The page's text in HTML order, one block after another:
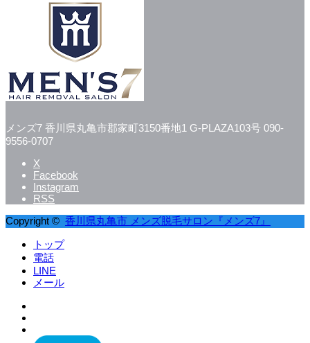
メンズ7 香川県丸亀市郡家町3150番地1 G-PLAZA103号 090-
9556-0707
X
Facebook
Instagram
RSS
Copyright © 香川県丸亀市 メンズ脱毛サロン『メンズ7』
トップ
電話
LINE
メール